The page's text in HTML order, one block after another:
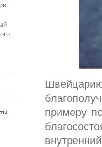
примеру,